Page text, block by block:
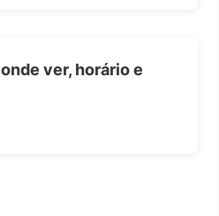
ver, horário e